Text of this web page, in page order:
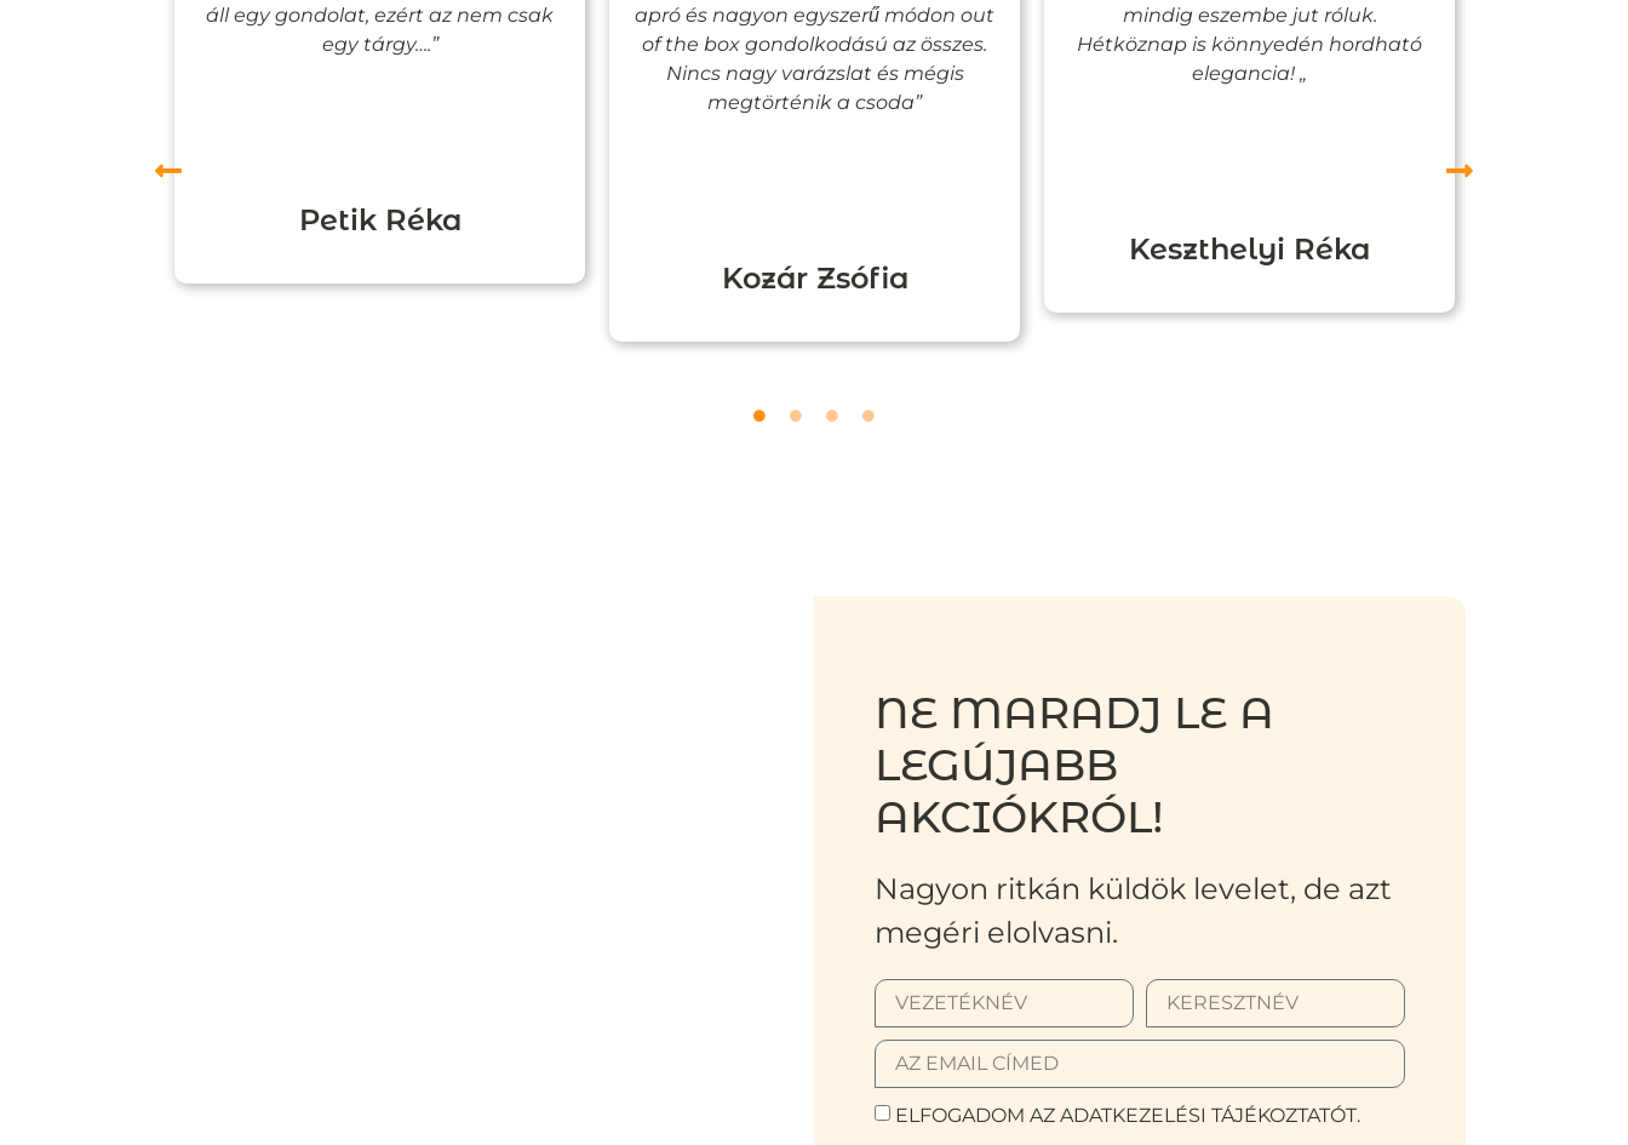
áll egy gondolat, ezért az nem csak
egy tárgy….”
Petik Réka
apró és nagyon egyszerű módon out
of the box gondolkodású az összes.
Nincs nagy varázslat és mégis
megtörténik a csoda”
Kozár Zsófia
mindig eszembe jut róluk.
Hétköznap is könnyedén hordható
elegancia! „
Keszthelyi Réka
NE MARADJ LE A
LEGÚJABB
AKCIÓKRÓL!
Nagyon ritkán küldök levelet, de azt
megéri elolvasni.
ELFOGADOM AZ ADATKEZELÉSI TÁJÉKOZTATÓT.